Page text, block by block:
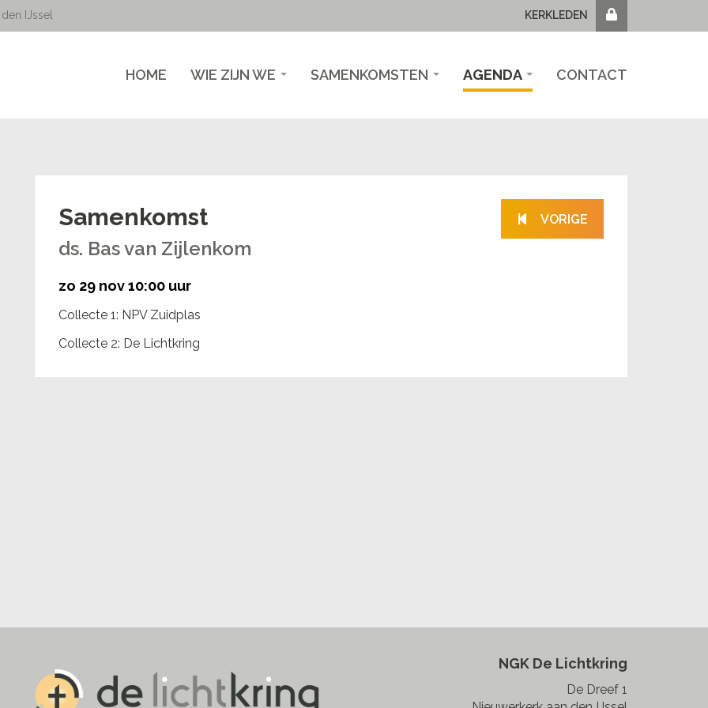
IJssel KERKLEDEN
HOME WIE ZIJN WE SAMENKOMSTEN AGENDA CONTACT
VORIGE
Samenkomst
ds. Bas van Zijlenkom
zo 29 nov 10:00 uur
Collecte 1: NPV Zuidplas
Collecte 2: De Lichtkring
NGK De Lichtkring
De Dreef 1